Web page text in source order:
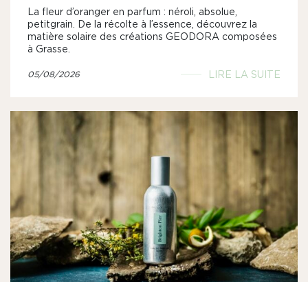
La fleur d’oranger en parfum : néroli, absolue,
petitgrain. De la récolte à l’essence, découvrez la
matière solaire des créations GEODORA composées
à Grasse.
05/08/2026 LIRE LA SUITE